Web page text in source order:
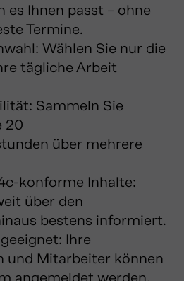
es Ihnen passt – ohne
Termine.
Wählen Sie nur die
tägliche Arbeit
Sammeln Sie
20
über mehrere
konforme Inhalte:
über den
bestens informiert.
Ihre
und Mitarbeiter können
angemeldet werden.